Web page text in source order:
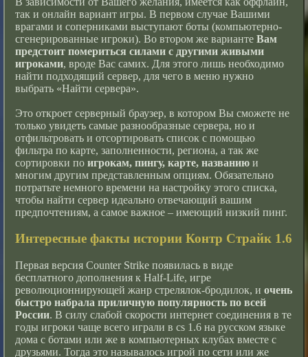
так и онлайн вариант игры. В первом случае Вашими
врагами и соперниками выступают боты (компьютерно-
сгенерированные игроки). Во втором же вариантеВам
предстоит помериться силами с другими живыми
игроками, вроде Вас самих. Для этого лишь необходимо
найти подходящий сервер, для чего в меню нужно
выбрать «Найти сервера».
Это откроет серверный браузер, в котором Вы сможете не
только увидеть самые разнообразные сервера, но и
отфильтровать и отсортировать список с помощью
фильтра по карте, заполненности, региона, а так же
сортировки поигрокам, пингу, карте, названию и
многим другим представленным опциям. Обязательно
потратьте немного времени на настройку этого списка,
чтобы найти сервер идеально отвечающий вашим
предпочтениям, а самое важное – имеющий низкий пинг.
Интересные факты истории Контр Страйк 1.6
Первая версия Counter Strike появилась в виде
бесплатного дополнения к Half-Life, игре
революционнирующей жанр стрелялок-бродилок, иочень
быстро набрала приличную популярность по всей
России. В силу слабой скорости интернет соединения в те
годы игроки чаще всего играли в cs 1.6 на русском языке
дома с ботами или же в компьютерных клубах вместе с
друзьями. Тогда это называлось игрой по сети или же